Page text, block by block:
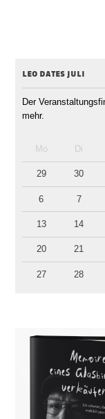
leo dates juli
Der
mehr.
Mo Di
29 30
6 7
13 14
20 21
27 28